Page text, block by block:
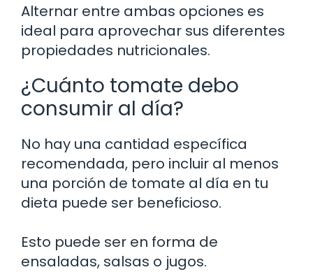
Alternar entre ambas opciones es
ideal para aprovechar sus diferentes
propiedades nutricionales.
¿Cuánto tomate debo
consumir al día?
No hay una cantidad específica
recomendada, pero incluir al menos
una porción de tomate al día en tu
dieta puede ser beneficioso.
Esto puede ser en forma de
ensaladas, salsas o jugos.